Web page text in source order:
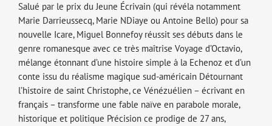
Salué par le prix du Jeune Écrivain (qui révéla notamment
Marie Darrieussecq, Marie NDiaye ou Antoine Bello) pour sa
nouvelle Icare, Miguel Bonnefoy réussit ses débuts dans le
genre romanesque avec ce très maîtrise Voyage d’Octavio,
mélange étonnant d’une histoire simple à la Echenoz et d’un
conte issu du réalisme magique sud-américain Détournant
l’histoire de saint Christophe, ce Vénézuélien – écrivant en
français – transforme une fable naïve en parabole morale,
historique et politique Précision ce prodige de 27 ans,